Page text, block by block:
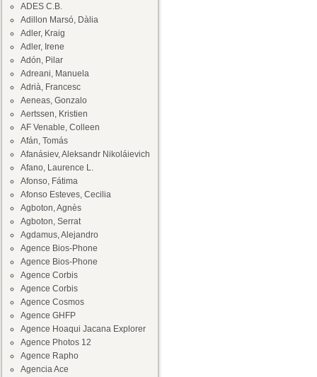
ADES C.B.
Adillon Marsó, Dàlia
Adler, Kraig
Adler, Irene
Adón, Pilar
Adreani, Manuela
Adrià, Francesc
Aeneas, Gonzalo
Aertssen, Kristien
AF Venable, Colleen
Afán, Tomás
Afanásiev, Aleksandr Nikoláievich
Afano, Laurence L.
Afonso, Fátima
Afonso Esteves, Cecilia
Agboton, Agnès
Agboton, Serrat
Agdamus, Alejandro
Agence Bios-Phone
Agence Bios-Phone
Agence Corbis
Agence Corbis
Agence Cosmos
Agence GHFP
Agence Hoaqui Jacana Explorer
Agence Photos 12
Agence Rapho
Agencia Ace